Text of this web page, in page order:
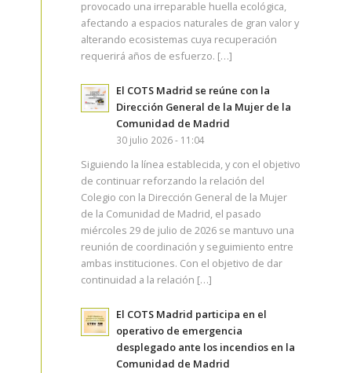
provocado una irreparable huella ecológica,
afectando a espacios naturales de gran valor y
alterando ecosistemas cuya recuperación
requerirá años de esfuerzo. […]
El COTS Madrid se reúne con la
Dirección General de la Mujer de la
Comunidad de Madrid
30 julio 2026 - 11:04
Siguiendo la línea establecida, y con el objetivo
de continuar reforzando la relación del
Colegio con la Dirección General de la Mujer
de la Comunidad de Madrid, el pasado
miércoles 29 de julio de 2026 se mantuvo una
reunión de coordinación y seguimiento entre
ambas instituciones. Con el objetivo de dar
continuidad a la relación […]
El COTS Madrid participa en el
operativo de emergencia
desplegado ante los incendios en la
Comunidad de Madrid